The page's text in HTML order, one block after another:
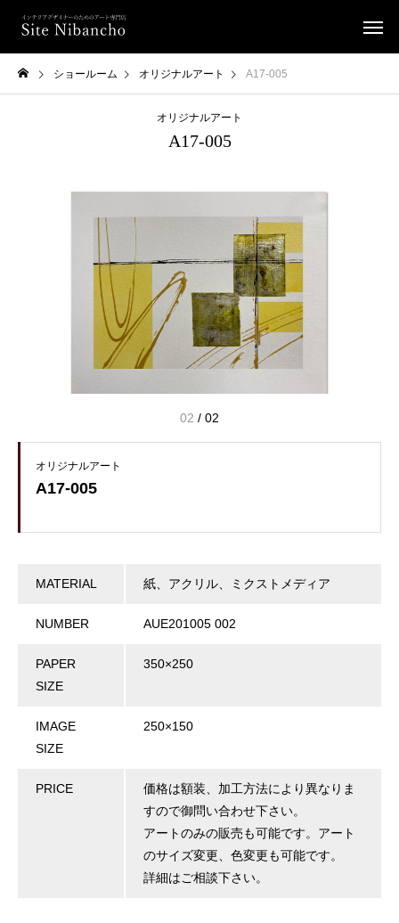
ショールーム オリジナルアート A17-005
オリジナルアート
A17-005
02 / 02
オリジナルアート
A17-005
MATERIAL 紙、アクリル、ミクストメディア
NUMBER AUE201005 002
PAPER
SIZE
350×250
IMAGE
SIZE
250×150
PRICE
価格は額装、加工方法により異なりま
すので御問い合わせ下さい。
アートのみの販売も可能です。アート
のサイズ変更、色変更も可能です。
詳細はご相談下さい。